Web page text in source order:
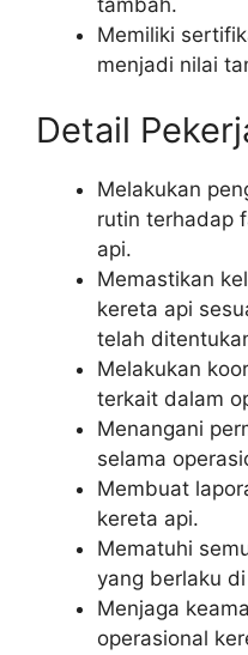
Memiliki
menjadi nilai
Detail
Melakukan
rutin terhadap
api.
Memastikan
kereta api
telah
Melakukan
terkait dalam
Menangani
selama
Membuat
kereta api.
Mematuhi
yang berlaku di
Menjaga
operasional